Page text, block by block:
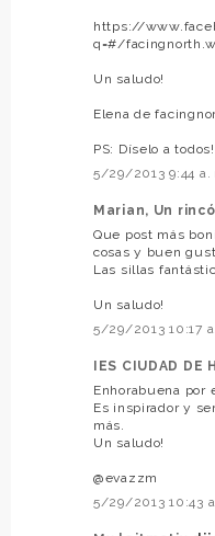
https://
q=#/
Un saludo!
Elena de
PS: Díselo a
5/29/2013 9:44 a.
Marian, Un
Que post más
cosas y buen
Las sillas
Un saludo!
5/29/2013 10:17
IES CIUDAD DE
Enhorabuena por
Es inspirador y
más.
Un saludo!
@evazzm
5/29/2013 10:43